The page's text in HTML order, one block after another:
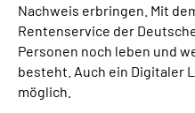
Nachweis erbringen. Mit
Rentenservice der
Personen noch leben und
besteht. Auch ein Digitaler
möglich.